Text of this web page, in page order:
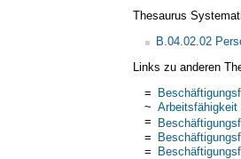
Thesaurus
B.04.02.02
Links zu anderen
=
~ Arbeitsfähigkeit
=
=
=